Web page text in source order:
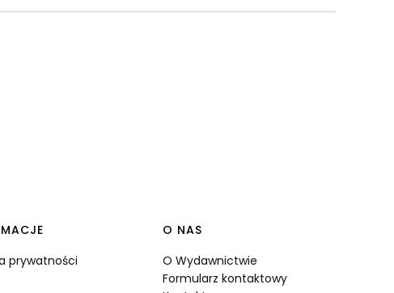
prywatności
O NAS
O Wydawnictwie
Formularz kontaktowy